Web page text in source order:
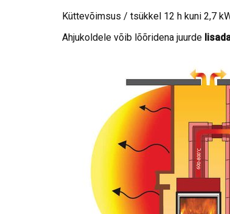
Küttevõimsus / tsükkel 12 h kuni 2,7
Ahjukoldele võib lõõridena juurde